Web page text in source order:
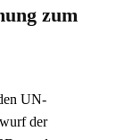
zum
UN-
der